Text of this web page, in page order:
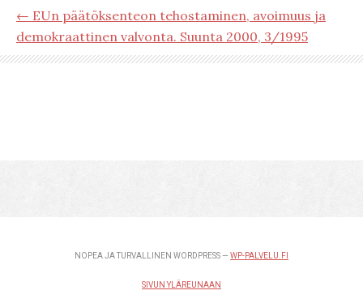
← EUn päätöksenteon tehostaminen, avoimuus ja
demokraattinen valvonta. Suunta 2000, 3/1995
NOPEA JA TURVALLINEN WORDPRESS — WP-PALVELU.FI
SIVUN YLÄREUNAAN